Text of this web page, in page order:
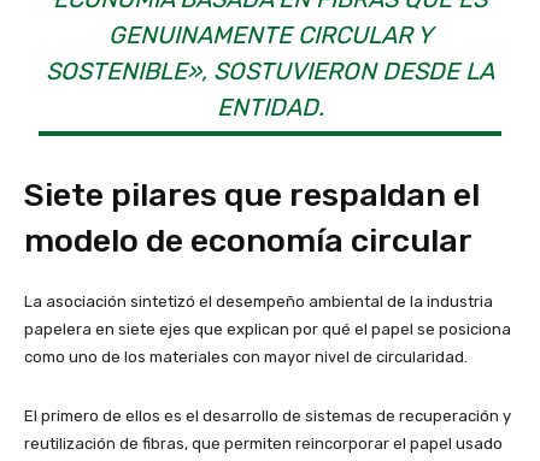
GENUINAMENTE CIRCULAR Y
SOSTENIBLE», SOSTUVIERON DESDE LA
ENTIDAD.
Siete pilares que respaldan el
modelo de economía circular
La asociación sintetizó el desempeño ambiental de la industria
papelera en siete ejes que explican por qué el papel se posiciona
como uno de los materiales con mayor nivel de circularidad.
El primero de ellos es el desarrollo de sistemas de recuperación y
reutilización de fibras, que permiten reincorporar el papel usado